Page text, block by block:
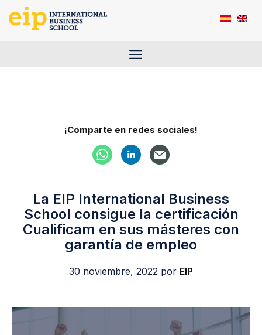
Saltar
Menú
¡Comparte en redes sociales!
La EIP International Business
School consigue la certificación
Cualificam en sus másteres con
garantía de empleo
30 noviembre, 2022 por EIP